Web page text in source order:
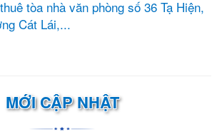
tòa nhà văn phòng số 36 Tạ Hiện,
Cát Lái,...
MỚI CẬP NHẬT